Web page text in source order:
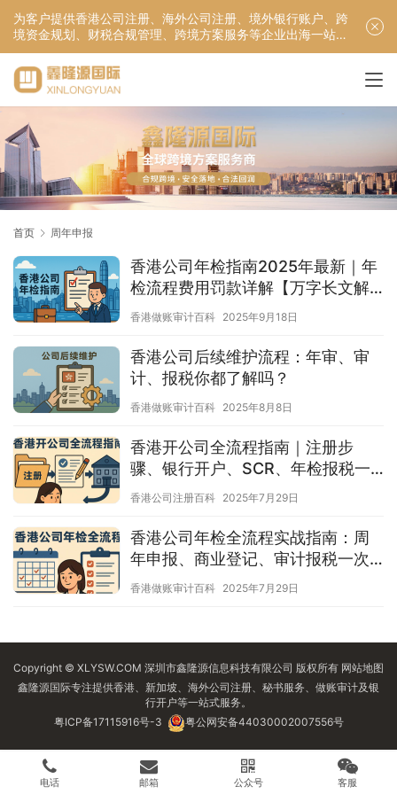
为客户提供香港公司注册、海外公司注册、境外银行账户、跨
境资金规划、财税合规管理、跨境方案服务等企业出海一站式
服务！
首页 周年申报
香港公司年检指南2025年最新｜年
检流程费用罚款详解【万字长文解
析】
香港做账审计百科 2025年9月18日
香港公司后续维护流程：年审、审
计、报税你都了解吗？
香港做账审计百科 2025年8月8日
香港开公司全流程指南｜注册步
骤、银行开户、SCR、年检报税一
次看懂
香港公司注册百科 2025年7月29日
香港公司年检全流程实战指南：周
年申报、商业登记、审计报税一次
搞懂
香港做账审计百科 2025年7月29日
Copyright © XLYSW.COM 深圳市鑫隆源信息科技有限公司 版权所有 网站地图
鑫隆源国际专注提供香港、新加坡、海外公司注册、秘书服务、做账审计及银
行开户等一站式服务。
粤ICP备17115916号-3
粤公网安备44030002007556号
电话 邮箱 公众号 客服